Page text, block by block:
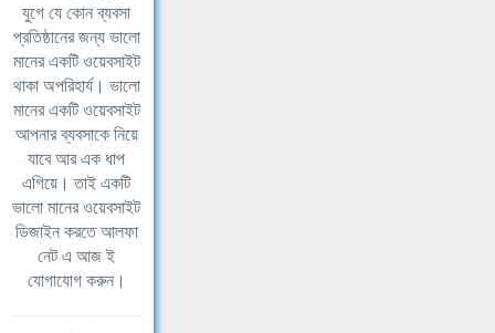
যুগে যে কোন ব্যবসা
প্রতিষ্ঠানের জন্য ভালো
মানের একটি ওয়েবসাইট
থাকা অপরিহার্য। ভালো
মানের একটি ওয়েবসাইট
আপনার ব্যবসাকে নিয়ে
যাবে আর এক ধাপ
এগিয়ে। তাই একটি
ভালো মানের ওয়েবসাইট
ডিজাইন করতে আলফা
নেট এ আজ ই
যোগাযোগ করুন।